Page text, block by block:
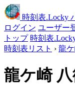
時刻表.Locky
ログイン ユーザー
トップ 時刻表
時刻表リスト › 龍
龍ケ崎